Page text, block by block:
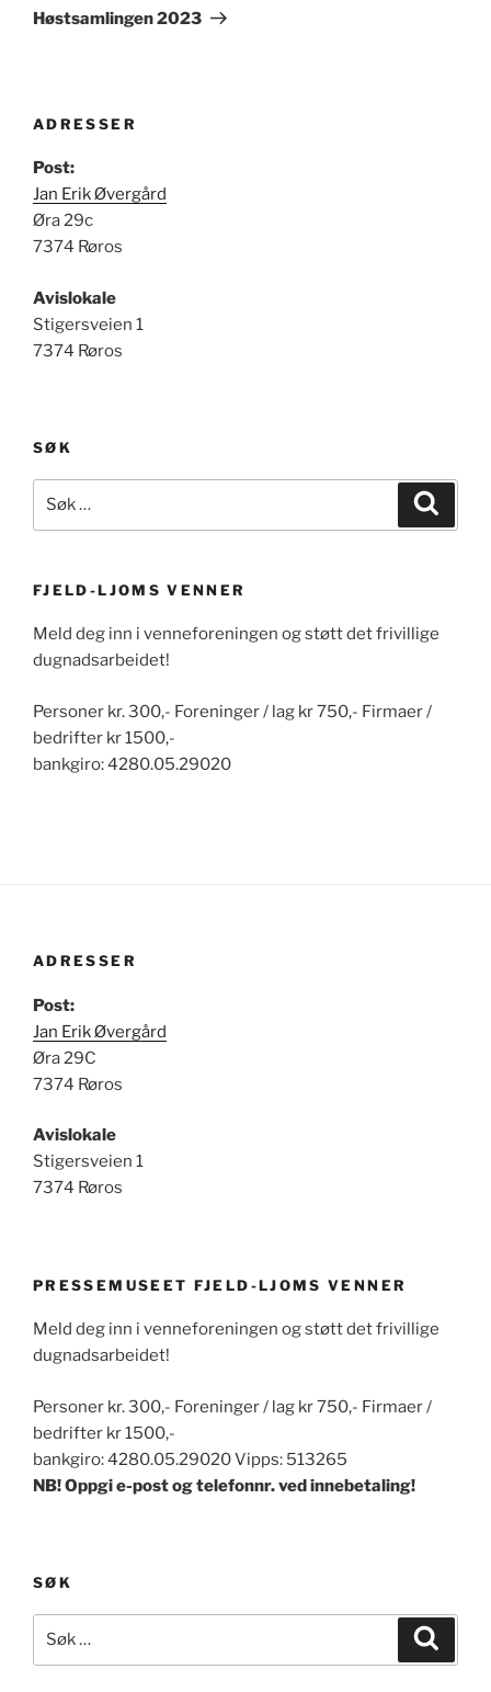
innlegg
Høstsamlingen 2023
ADRESSER
Post:
Jan Erik Øvergård
Øra 29c
7374 Røros
Avislokale
Stigersveien 1
7374 Røros
SØK
etter:
FJELD-LJOMS VENNER
Meld deg inn i venneforeningen og støtt det frivillige
dugnadsarbeidet!
Personer kr. 300,- Foreninger / lag kr 750,- Firmaer /
bedrifter kr 1500,-
bankgiro: 4280.05.29020
ADRESSER
Post:
Jan Erik Øvergård
Øra 29C
7374 Røros
Avislokale
Stigersveien 1
7374 Røros
PRESSEMUSEET FJELD-LJOMS VENNER
Meld deg inn i venneforeningen og støtt det frivillige
dugnadsarbeidet!
Personer kr. 300,- Foreninger / lag kr 750,- Firmaer /
bedrifter kr 1500,-
bankgiro: 4280.05.29020 Vipps: 513265
NB! Oppgi e-post og telefonnr. ved innebetaling!
SØK
etter: